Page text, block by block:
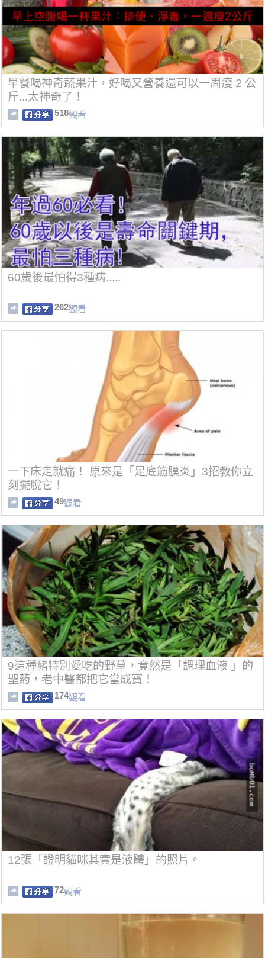
早餐喝神奇蔬果汁，好喝又營養還可以一周瘦 2 公
斤...太神奇了！
518觀看
60歲後最怕得3種病.....
262觀看
一下床走就痛！ 原來是「足底筋膜炎」3招教你立
刻擺脫它！
49觀看
9這種豬特別愛吃的野草，竟然是「調理血液 」的
聖葯，老中醫都把它當成寶！
174觀看
12張「證明貓咪其實是液體」的照片。
72觀看